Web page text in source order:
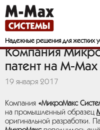
Надежные решения для жестких
Компания
патент на M-
19 января 2017
Компания «МикроМакс
на промышленный образец
оригинальной разработки.